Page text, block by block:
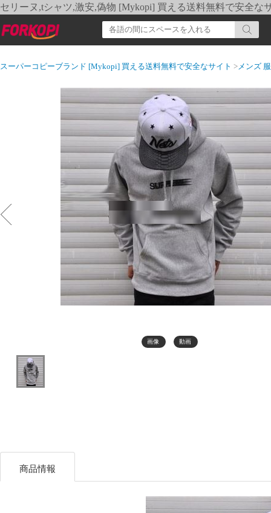
セリーヌ,tシャツ,激安,偽物 [Mykopi] 買える送料無料で安全な
スーパーコピーブランド [Mykopi] 買える送料無料で安全なサイト >メンズ 服
画像 動画
商品情報